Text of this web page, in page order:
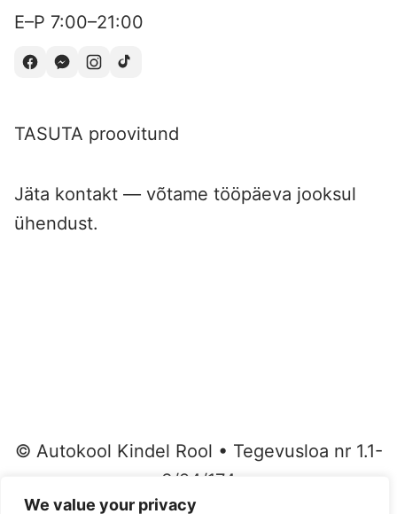
We value your privacy
E–P 7:00–21:00
TASUTA proovitund
Jäta kontakt — võtame tööpäeva jooksul
ühendust.
© Autokool Kindel Rool • Tegevusloa nr 1.1-
3/24/174